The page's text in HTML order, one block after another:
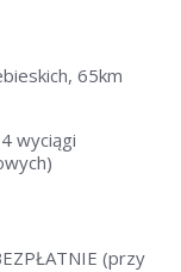
65km
wyciągi
(przy